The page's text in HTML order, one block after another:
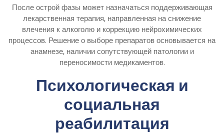
После острой фазы может назначаться поддерживающая
лекарственная терапия, направленная на снижение
влечения к алкоголю и коррекцию нейрохимических
процессов. Решение о выборе препаратов основывается на
анамнезе, наличии сопутствующей патологии и
переносимости медикаментов.
Психологическая и
социальная
реабилитация